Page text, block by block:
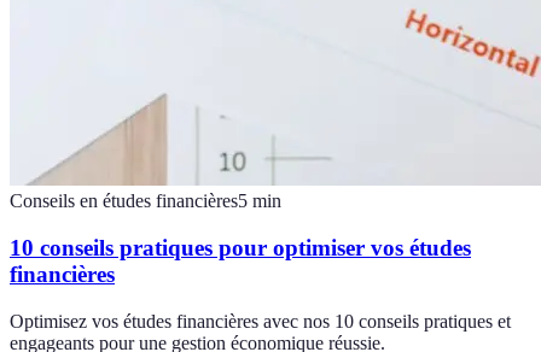
Conseils en études financières5 min
10 conseils pratiques pour optimiser vos études
financières
Optimisez vos études financières avec nos 10 conseils pratiques et
engageants pour une gestion économique réussie.